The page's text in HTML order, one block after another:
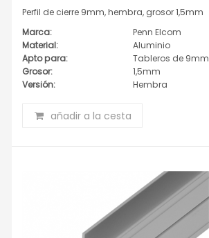
Perfil de cierre 9mm, hembra, grosor 1,5mm
Marca:
Penn Elcom
Material:
Aluminio
Apto para:
Tableros de 9mm
Grosor:
1,5mm
Versión:
Hembra
añadir a la cesta